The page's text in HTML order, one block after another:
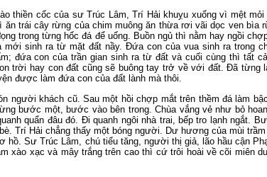
thiền cốc của sư Trúc Lâm, Trí Hải khuỵu xuống vì mệt
ăn trái cây rừng của chim muông ăn thừa rơi vãi dọc ven bìa
trong từng hốc đá để uống. Buồn ngủ thì nằm hay ngồi
sinh ra từ mặt đất nầy. Đứa con của vua sinh ra trong
đứa con của trần gian sinh ra từ đất và cuối cùng thì tất
trời hay con đất cũng sẽ buông tay trở về với đất. Đã từng
được làm đứa con của đất lành mà thôi.
người khách cũ. Sau một hồi chợp mắt trên thềm đá làm
bước một, bước vào bên trong. Chùa vắng vẻ như bỏ
quẩn đâu đó. Đi quanh ngôi nhà trai, bếp tro lạnh ngắt.
Trí Hải chẳng thấy một bóng người. Dư hương của mùi
hồ. Sư Trúc Lâm, chú tiểu tăng, người thị giả, lão hầu cận
xào xạc và mây trắng trên cao thì cứ trôi hoài về cõi miên